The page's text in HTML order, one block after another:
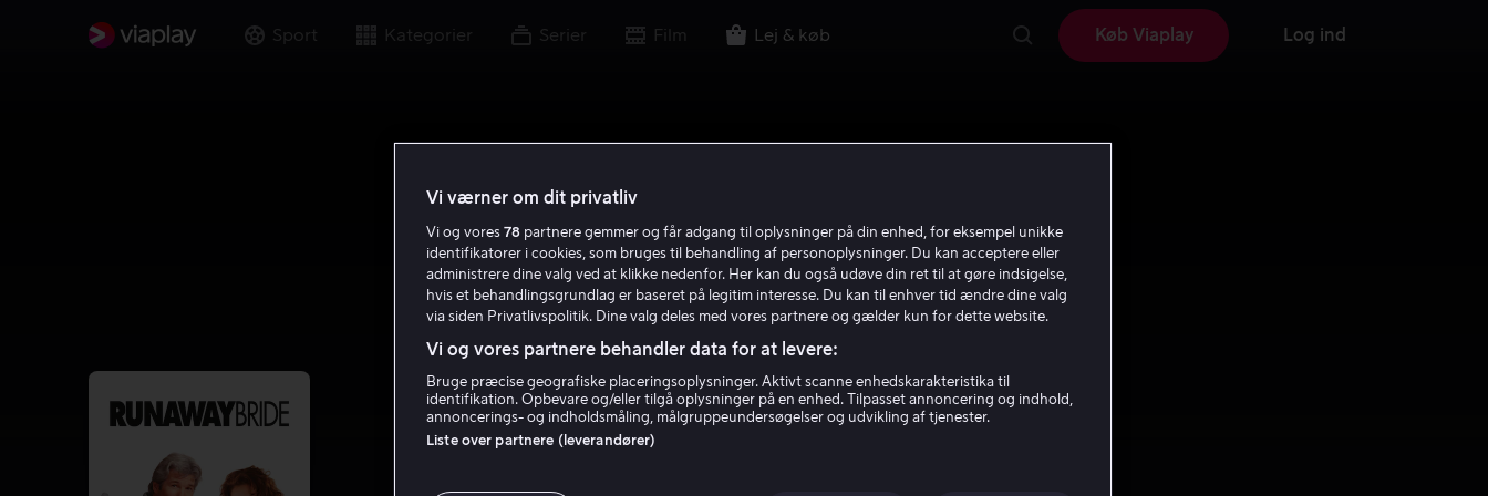
Sport Kategorier Serier Film Lej & køb Køb Viaplay Log ind
Vi værner om dit privatliv
Vi og vores 78 partnere gemmer og får adgang til oplysninger på din enhed, for eksempel unikke
identifikatorer i cookies, som bruges til behandling af personoplysninger. Du kan acceptere eller
administrere dine valg ved at klikke nedenfor. Her kan du også udøve din ret til at gøre indsigelse,
hvis et behandlingsgrundlag er baseret på legitim interesse. Du kan til enhver tid ændre dine valg
via siden Privatlivspolitik. Dine valg deles med vores partnere og gælder kun for dette website.
Vi og vores partnere behandler data for at levere:
Bruge præcise geografiske placeringsoplysninger. Aktivt scanne enhedskarakteristika til
identifikation. Opbevare og/eller tilgå oplysninger på en enhed. Tilpasset annoncering og indhold,
annoncerings- og indholdsmåling, målgruppeundersøgelser og udvikling af tjenester.
Liste over partnere (leverandører)